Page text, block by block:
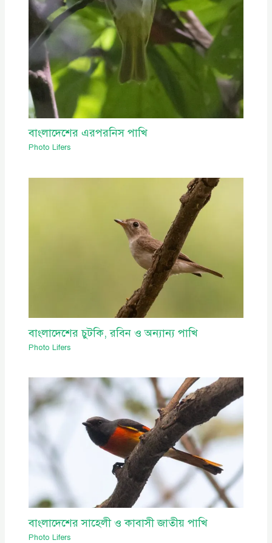
বাংলাদেশের এরপরনিস পাখি
Photo Lifers
বাংলাদেশের চুটকি, রবিন ও অন্যান্য পাখি
Photo Lifers
বাংলাদেশের সাহেলী ও কাবাসী জাতীয় পাখি
Photo Lifers